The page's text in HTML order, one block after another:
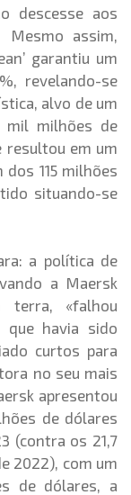
descesse aos
Mesmo assim,
garantiu um
revelando-se
alvo de um
mil milhões de
resultou em um
115 milhões
situando-se
a política de
a Maersk
«falhou
que havia sido
curtos para
no seu mais
apresentou
de dólares
(contra os 21,7
2022), com um
de dólares, a